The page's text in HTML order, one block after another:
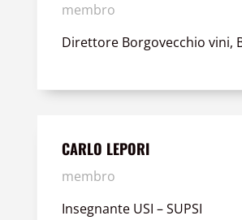
membro
Direttore Borgovecchio vini,
CARLO LEPORI
membro
Insegnante USI – SUPSI